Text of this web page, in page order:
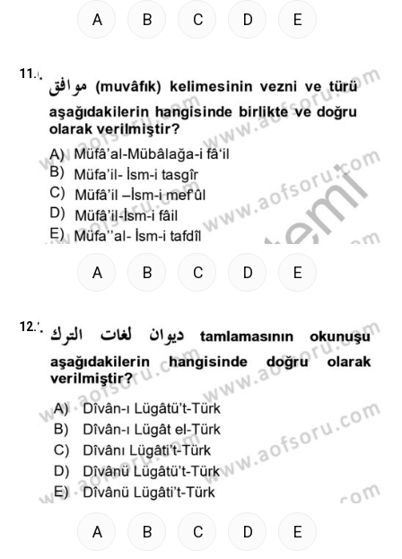
A B C D E
11.
A B C D E
12.
A B C D E